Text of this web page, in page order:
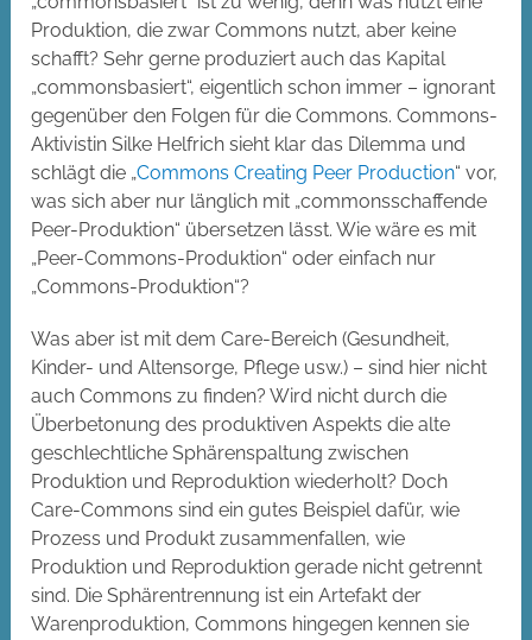
Produktion, die zwar Commons nutzt, aber keine
schafft? Sehr gerne produziert auch das Kapital
„commonsbasiert“, eigentlich schon immer – ignorant
gegenüber den Folgen für die Commons. Commons-
Aktivistin Silke Helfrich sieht klar das Dilemma und
schlägt die „Commons Creating Peer Production“ vor,
was sich aber nur länglich mit „commonsschaffende
Peer-Produktion“ übersetzen lässt. Wie wäre es mit
„Peer-Commons-Produktion“ oder einfach nur
„Commons-Produktion“?
Was aber ist mit dem Care-Bereich (Gesundheit,
Kinder- und Altensorge, Pflege usw.) – sind hier nicht
auch Commons zu finden? Wird nicht durch die
Überbetonung des produktiven Aspekts die alte
geschlechtliche Sphärenspaltung zwischen
Produktion und Reproduktion wiederholt? Doch
Care-Commons sind ein gutes Beispiel dafür, wie
Prozess und Produkt zusammenfallen, wie
Produktion und Reproduktion gerade nicht getrennt
sind. Die Sphärentrennung ist ein Artefakt der
Warenproduktion, Commons hingegen kennen sie